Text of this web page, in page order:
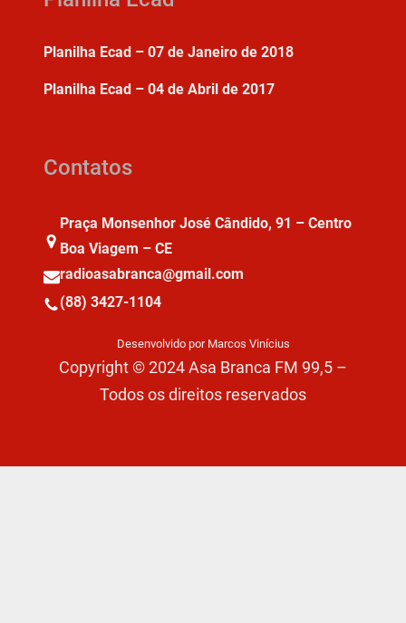
Planilha Ecad – 07 de Janeiro de 2018
Planilha Ecad – 04 de Abril de 2017
Contatos
Praça Monsenhor José Cândido, 91 – Centro
Boa Viagem – CE
radioasabranca@gmail.com
(88) 3427-1104
Desenvolvido por Marcos Vinícius
Copyright © 2024 Asa Branca FM 99,5 –
Todos os direitos reservados